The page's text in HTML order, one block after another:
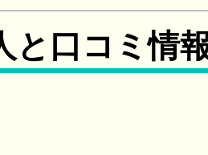
と口コミ情